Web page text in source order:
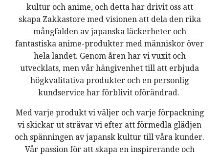
kultur och anime, och detta har drivit oss att
skapa Zakkastore med visionen att dela den rika
mångfalden av japanska läckerheter och
fantastiska anime-produkter med människor över
hela landet. Genom åren har vi vuxit och
utvecklats, men vår hängivenhet till att erbjuda
högkvalitativa produkter och en personlig
kundservice har förblivit oförändrad.
Med varje produkt vi väljer och varje förpackning
vi skickar ut strävar vi efter att förmedla glädjen
och spänningen av japansk kultur till våra kunder.
Vår passion för att skapa en inspirerande och